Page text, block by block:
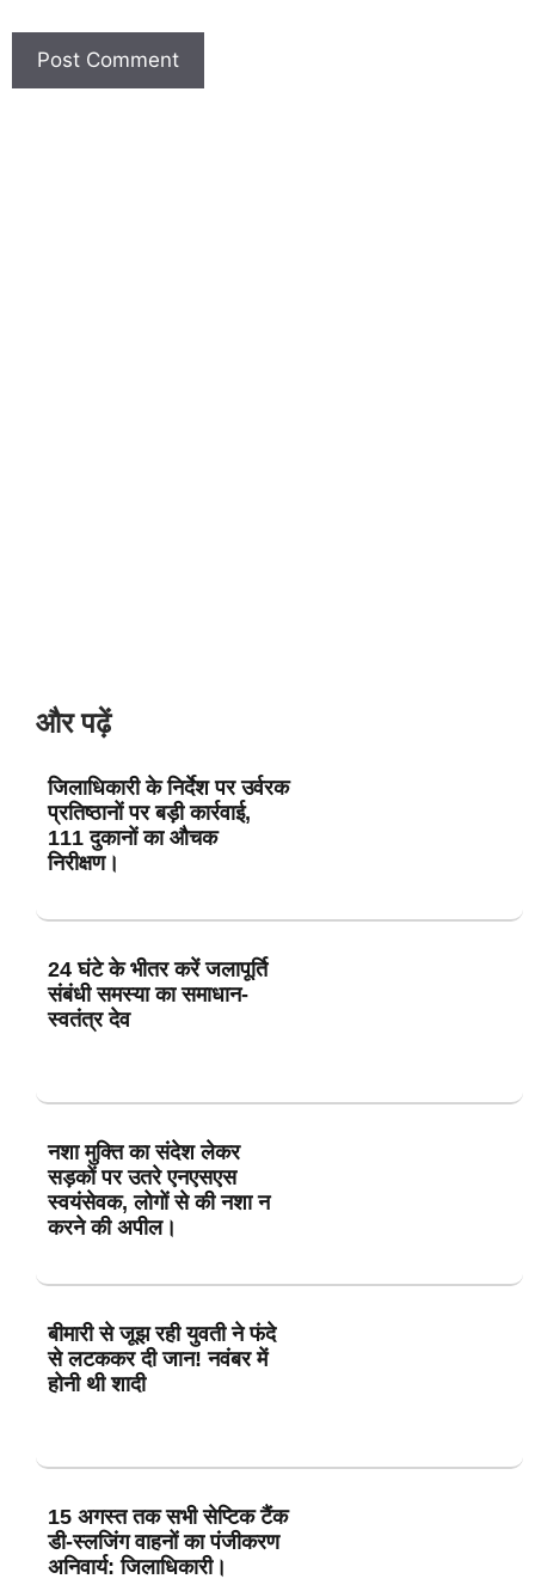
और पढ़ें
जिलाधिकारी के निर्देश पर उर्वरक
प्रतिष्ठानों पर बड़ी कार्रवाई,
111 दुकानों का औचक
निरीक्षण।
24 घंटे के भीतर करें जलापूर्ति
संबंधी समस्या का समाधान-
स्वतंत्र देव
नशा मुक्ति का संदेश लेकर
सड़कों पर उतरे एनएसएस
स्वयंसेवक, लोगों से की नशा न
करने की अपील।
बीमारी से जूझ रही युवती ने फंदे
से लटककर दी जान! नवंबर में
होनी थी शादी
15 अगस्त तक सभी सेप्टिक टैंक
डी-स्लजिंग वाहनों का पंजीकरण
अनिवार्य: जिलाधिकारी।